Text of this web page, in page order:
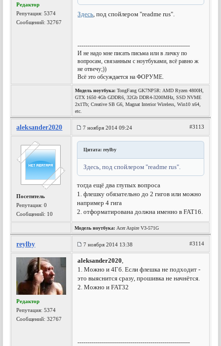
Редактор
Репутация:5374
Сообщений: 32767
Здесь, под спойлером "readme rus".
---------------------------------------------------------
И не надо мне писать письма или в личку по
вопросам, связанным с ноутбуками, всё равно ж
не отвечу;))
Всё это обсуждается на ФОРУМЕ.
Модель ноутбука: TongFang GK7NP5R: AMD Ryzen 4800H,
GTX 1650 4Gb GDDR6, 32Gb DDR4-3200MHz, SSD NVME
2x1Tb; Creative SB G6, Magnat Interior Wireless, Win10 x64,
etc.
aleksander2020 7 ноября 2014 09:24 #3113
Посетитель
Репутация:0
Сообщений: 10
Цитата: reylby
Здесь, под спойлером "readme rus".
тогда ещё два глупых вопроса
1. флешку обязательно до 2 гигов или можно
например 4 гига
2. отформатирована должна именно в FAT16.
Модель ноутбука: Acer Aspire V3-571G
reylby 7 ноября 2014 13:38 #3114
Редактор
Репутация:5374
Сообщений: 32767
aleksander2020,
1. Можно и 4Гб. Если флешка не подходит -
это выяснится сразу, прошивка не начнётся.
2. Можно и FAT32
---------------------------------------------------------